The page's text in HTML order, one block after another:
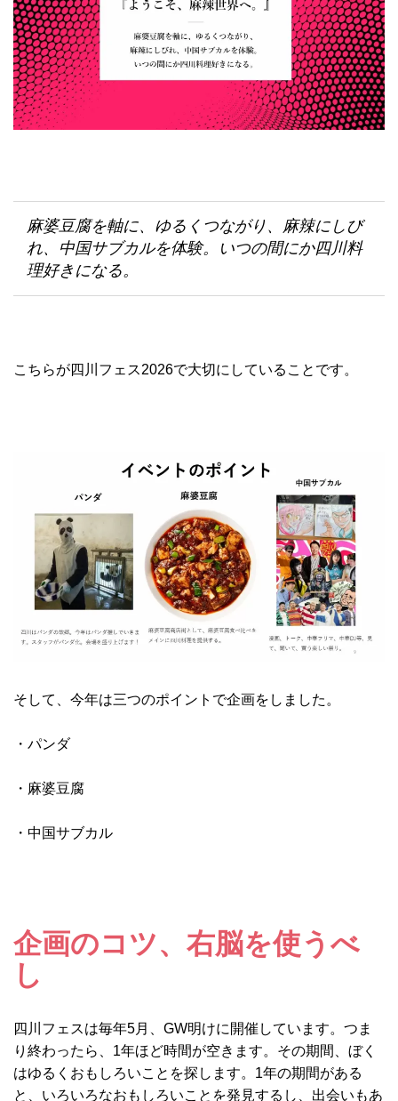
麻婆豆腐を軸に、ゆるくつながり、麻辣にしび
れ、中国サブカルを体験。いつの間にか四川料
理好きになる。
こちらが四川フェス2026で大切にしていることです。
そして、今年は三つのポイントで企画をしました。
・パンダ
・麻婆豆腐
・中国サブカル
企画のコツ、右脳を使うべ
し
四川フェスは毎年5月、GW明けに開催しています。つま
り終わったら、1年ほど時間が空きます。その期間、ぼく
はゆるくおもしろいことを探します。1年の期間がある
と、いろいろなおもしろいことを発見するし、出会いもあ